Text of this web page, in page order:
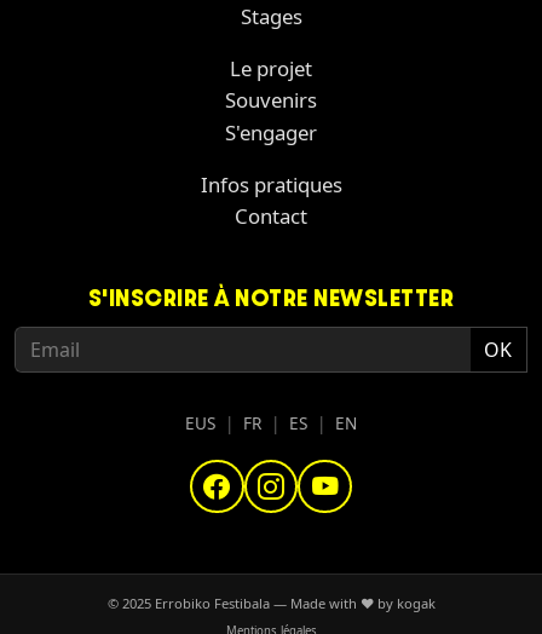
Stages
Le projet
Souvenirs
S'engager
Infos pratiques
Contact
S'INSCRIRE À NOTRE NEWSLETTER
EUS | FR | ES | EN
© 2025 Errobiko Festibala — Made with ❤by kogak